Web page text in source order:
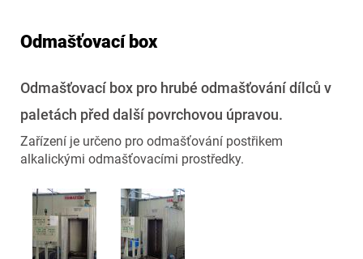
Odmašťovací box
Odmašťovací box pro hrubé odmašťování dílců v
paletách před další povrchovou úpravou.
Zařízení je určeno pro odmašťování postřikem
alkalickými odmašťovacími prostředky.